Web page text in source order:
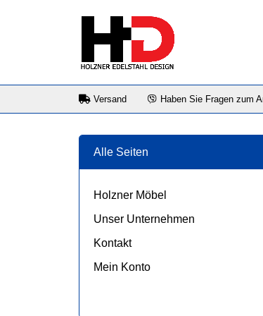
Versand Haben Sie Fragen zum
Alle Seiten
Holzner Möbel
Unser Unternehmen
Kontakt
Mein Konto